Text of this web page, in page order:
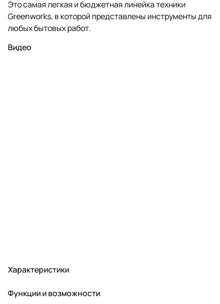
Это самая легкая и бюджетная линейка техники
Greenworks, в которой представлены инструменты для
любых бытовых работ.
Видео
Характеристики
Функции и возможности